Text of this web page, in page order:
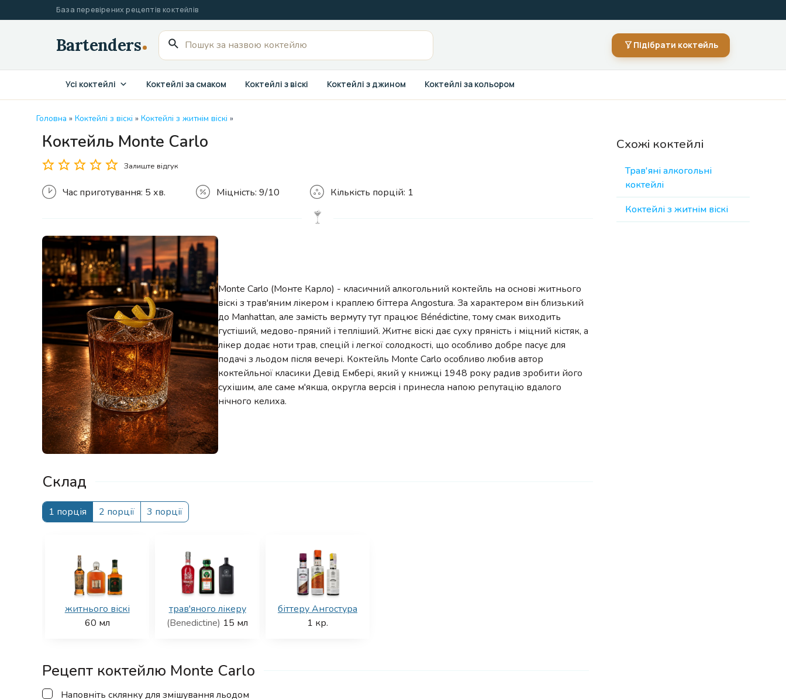
до
База перевірених рецептів коктейлів
Пошук
для:
Підібрати коктейль
Усі коктейлі Коктейлі за смаком Коктейлі з віскі Коктейлі з джином Коктейлі за кольором
Головна » Коктейлі з віскі » Коктейлі з житнім віскі »
Коктейль Monte Carlo
Залиште відгук
Час приготування: 5 хв. Міцність: 9/10 Кількість порцій: 1
Monte Carlo (Монте Карло) - класичний алкогольний коктейль на основі житнього
віскі з трав'яним лікером і краплею біттера Angostura. За характером він близький
до Manhattan, але замість вермуту тут працює Bénédictine, тому смак виходить
густіший, медово-пряний і тепліший. Житнє віскі дає суху пряність і міцний кістяк, а
лікер додає ноти трав, спецій і легкої солодкості, що особливо добре пасує для
подачі з льодом після вечері. Коктейль Monte Carlo особливо любив автор
коктейльної класики Девід Ембері, який у книжці 1948 року радив зробити його
сухішим, але саме м'якша, округла версія і принесла напою репутацію вдалого
нічного келиха.
Склад
1 порція 2 порції 3 порції
житнього віскі
60 мл
трав'яного лікеру
(Benedictine) 15 мл
біттеру Ангостура
1 кр.
Рецепт коктейлю Monte Carlo
▢
Наповніть склянку для змішування льодом
Схожі коктейлі
Трав'яні алкогольні
коктейлі
Коктейлі з житнім віскі